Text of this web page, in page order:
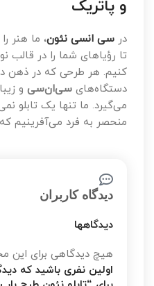
و پاتریک
در سی انسی نئون، ما هنر
تا رؤیاهای شما را در قالب
کنیم. هر طرحی که در ذهن
دستگاه‌های سی‌ان‌سی و
می‌گیرد. ما تنها یک تابلو
منحصر به فرد می‌آفرینیم
دیدگاه کاربران
دیدگاهها
هیچ دیدگاهی برای
اولین نفری باشید که